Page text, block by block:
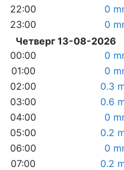
22:00
0
23:00
0
Четверг 13-08-2026
00:00
0
01:00
0
02:00
0.3
03:00
0.6
04:00
0
05:00
0.2
06:00
0
07:00
0.2